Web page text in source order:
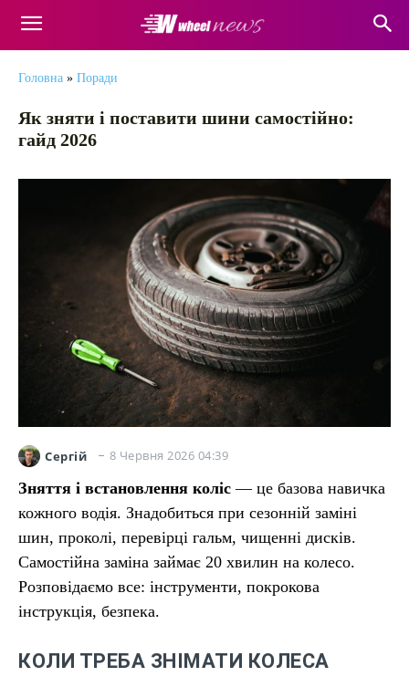
Головна » Поради
Як зняти і поставити шини самостійно:
гайд 2026
Сергій 8 Червня 2026 04:39
Зняття і встановлення коліс — це базова навичка
кожного водія. Знадобиться при сезонній заміні
шин, проколі, перевірці гальм, чищенні дисків.
Самостійна заміна займає 20 хвилин на колесо.
Розповідаємо все: інструменти, покрокова
інструкція, безпека.
КОЛИ ТРЕБА ЗНІМАТИ КОЛЕСА